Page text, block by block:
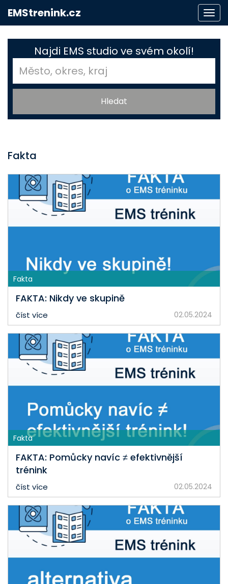
EMStrenink.cz
Najdi EMS studio ve svém okolí!
Fakta
Fakta
FAKTA: Nikdy ve skupině
číst více 02.05.2024
Fakta
FAKTA: Pomůcky navíc ≠ efektivnější
trénink
číst více 02.05.2024